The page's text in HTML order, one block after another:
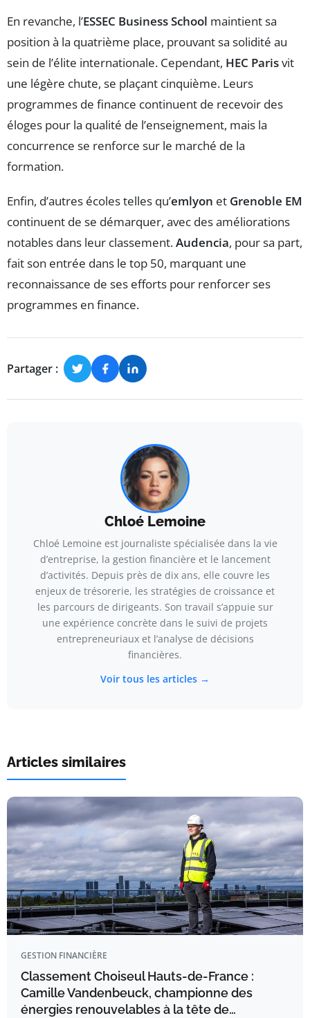
En revanche, l’ESSEC Business School maintient sa
position à la quatrième place, prouvant sa solidité au
sein de l’élite internationale. Cependant, HEC Parisvit
une légère chute, se plaçant cinquième. Leurs
programmes de finance continuent de recevoir des
éloges pour la qualité de l’enseignement, mais la
concurrence se renforce sur le marché de la
formation.
Enfin, d’autres écoles telles qu’emlyon et Grenoble EM
continuent de se démarquer, avec des améliorations
notables dans leur classement.Audencia, pour sa part,
fait son entrée dans le top 50, marquant une
reconnaissance de ses efforts pour renforcer ses
programmes en finance.
Partager :
Chloé Lemoine
Chloé Lemoine est journaliste spécialisée dans la vie
d’entreprise, la gestion financière et le lancement
d’activités. Depuis près de dix ans, elle couvre les
enjeux de trésorerie, les stratégies de croissance et
les parcours de dirigeants. Son travail s’appuie sur
une expérience concrète dans le suivi de projets
entrepreneuriaux et l’analyse de décisions
financières.
Voir tous les articles →
Articles similaires
GESTION FINANCIÈRE
Classement Choiseul Hauts-de-France :
Camille Vandenbeuck, championne des
énergies renouvelables à la tête de…